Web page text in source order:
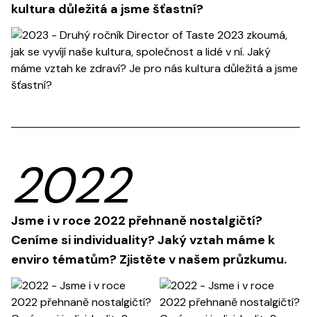
kultura důležitá a jsme šťastní?
2022
Jsme i v roce 2022 přehnaně nostalgičtí?
Ceníme si individuality? Jaký vztah máme k
enviro tématům? Zjistěte v našem průzkumu.